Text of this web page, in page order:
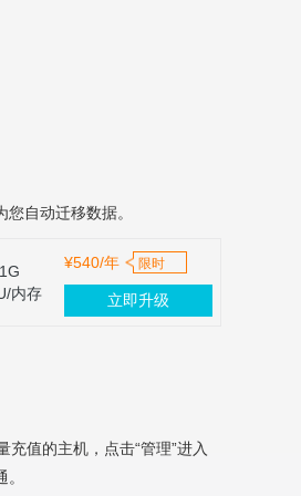
自动迁移数据。
内存
¥540/年 限时
立即升级
充值的主机，点击“管理”进入